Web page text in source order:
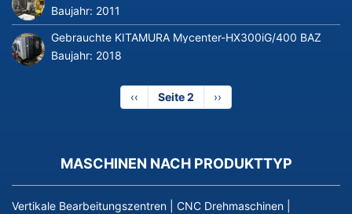
Baujahr: 2011
Gebrauchte KITAMURA Mycenter-HX300iG/400 BAZ
Baujahr: 2018
Vorherige
Seite
‹‹ Seite 2
Nächste
Seite
››
MASCHINEN NACH PRODUKTTYP
Vertikale Bearbeitungszentren CNC Drehmaschinen